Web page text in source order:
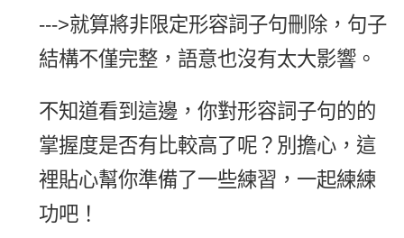
--->就算將非限定形容詞子句刪除，句子
結構不僅完整，語意也沒有太大影響。
不知道看到這邊，你對形容詞子句的的
掌握度是否有比較高了呢？別擔心，這
裡貼心幫你準備了一些練習，一起練練
功吧！